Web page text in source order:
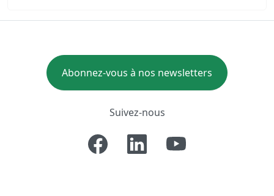
Abonnez-vous à nos newsletters
Suivez-nous